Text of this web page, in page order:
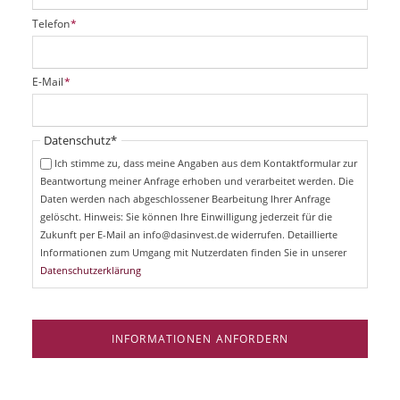
P
f
i
c
t
f
Telefon*
P
f
i
E-Mail*
Pflichtfeld
Datenschutz*
Ich stimme zu, dass meine Angaben aus dem Kontaktformular zur
Beantwortung meiner Anfrage erhoben und verarbeitet werden. Die
Daten werden nach abgeschlossener Bearbeitung Ihrer Anfrage
gelöscht. Hinweis: Sie können Ihre Einwilligung jederzeit für die
Zukunft per E-Mail an info@dasinvest.de widerrufen. Detaillierte
Informationen zum Umgang mit Nutzerdaten finden Sie in unserer
Datenschutzerklärung
INFORMATIONEN ANFORDERN